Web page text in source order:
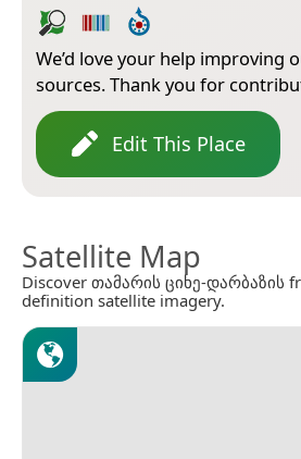
We’d love your help improving
sources. Thank you for
Edit This Place
Satellite Map
Discover თამარის ციხე-დარბაზის
definition satellite imagery.